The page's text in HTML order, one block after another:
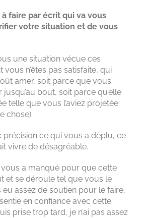
faire par écrit qui va vous
votre situation et de vous
une situation vécue ces
n’êtes pas satisfaite, qui
amer, soit parce que vous
jusqu’au bout, soit parce qu’elle
telle que vous l’aviez projetée
chose).
précision ce qui vous a déplu, ce
vivre de désagréable.
vous a manqué pour que cette
et se déroule tel que vous le
eu assez de soutien pour le faire,
en confiance avec cette
prise trop tard, je n’ai pas assez